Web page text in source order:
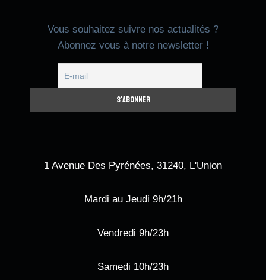
Vous souhaitez suivre nos actualités ?
Abonnez vous à notre newsletter !
1 Avenue Des Pyrénées, 31240, L'Union
Mardi au Jeudi 9h/21h
Vendredi 9h/23h
Samedi 10h/23h